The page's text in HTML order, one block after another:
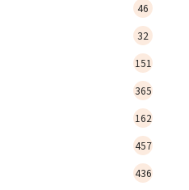
46
32
151
365
162
457
436